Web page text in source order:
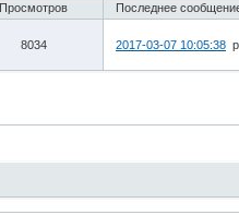
Просмотров Последнее
8034 2017-03-07 10:05:38